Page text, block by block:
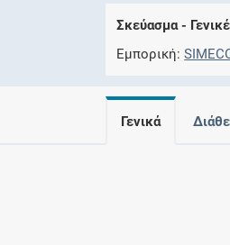
Σκεύασμα -
Εμπορική
Γενικά